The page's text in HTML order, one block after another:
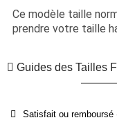
Ce modèle taille
prendre votre taille
Guides des Tailles
Satisfait ou remboursé